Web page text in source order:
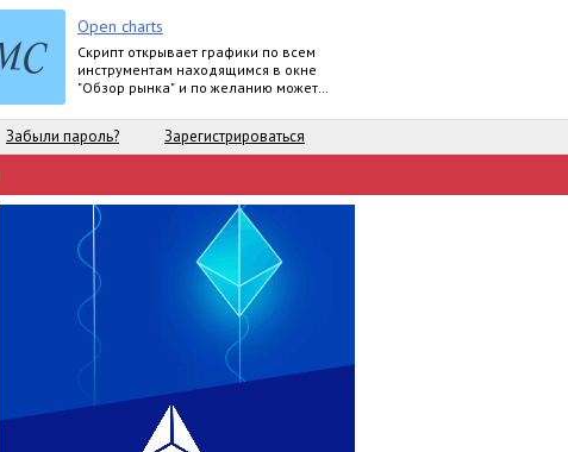
Open charts
Скрипт открывает графики по всем
инструментам находящимся в окне
"Обзор рынка" и по желанию может
шаблон.
Забыли пароль? Зарегистрироваться